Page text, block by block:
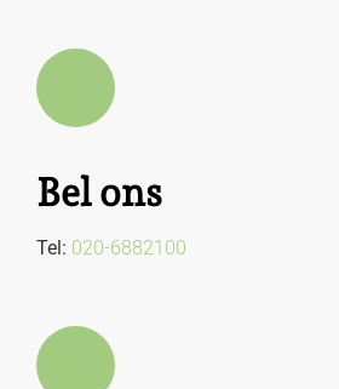
Bel ons
Tel: 020-6882100